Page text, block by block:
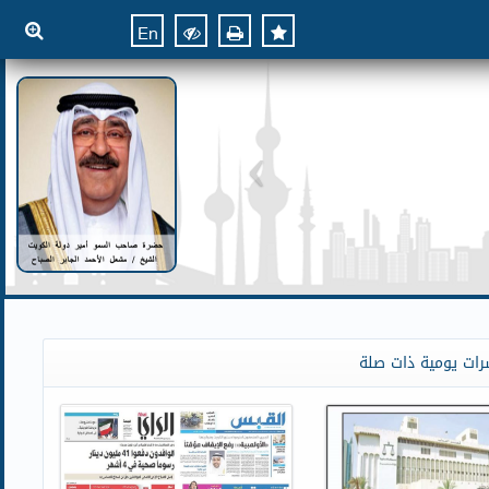
En
يومية ذات صلة